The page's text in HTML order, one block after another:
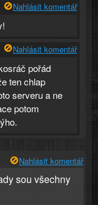
Nahlásit komentář
Nahlásit komentář
pořád
ten chlap
serveru a ne
potom
Nahlásit komentář
sou všechny